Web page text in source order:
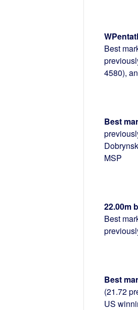
Best
4580),
Best
MSP
22.00m
Best
Best
(21.72
US